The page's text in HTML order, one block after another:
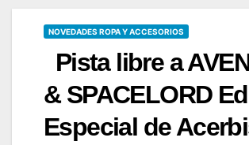
NOVEDADES ROPA Y ACCESORIOS
Pista libre a
& SPACELORD
Especial de